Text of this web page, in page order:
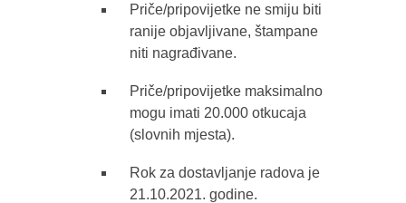
Priče/pripovijetke ne smiju biti
ranije objavljivane, štampane
niti nagrađivane.
Priče/pripovijetke maksimalno
mogu imati 20.000 otkucaja
(slovnih mjesta).
Rok za dostavljanje radova je
21.10.2021. godine.